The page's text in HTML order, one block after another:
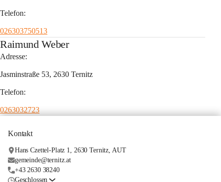
Telefon:
026303750513
Raimund Weber
Adresse:
Jasminstraße 53, 2630 Ternitz
Telefon:
0263032723
Kontakt
Hans Czettel-Platz 1, 2630 Ternitz, AUT
gemeinde@ternitz.at
+43 2630 38240
Geschlossen